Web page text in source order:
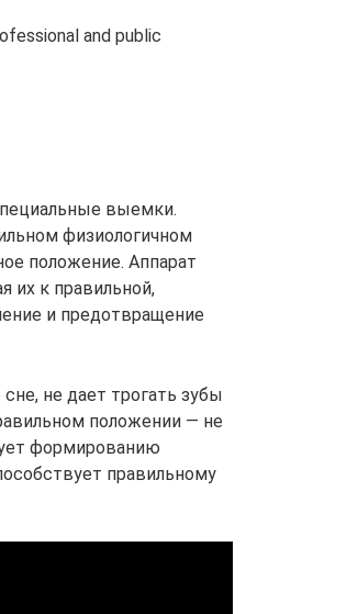
and public
выемки.
физиологичном
положение. Аппарат
их к правильной,
и предотвращение
не дает трогать зубы
положении — не
формированию
правильному